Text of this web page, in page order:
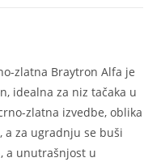
zlatna Braytron Alfa je
idealna za niz tačaka u
zlatna izvedbe, oblika
a za ugradnju se buši
a unutrašnjost u